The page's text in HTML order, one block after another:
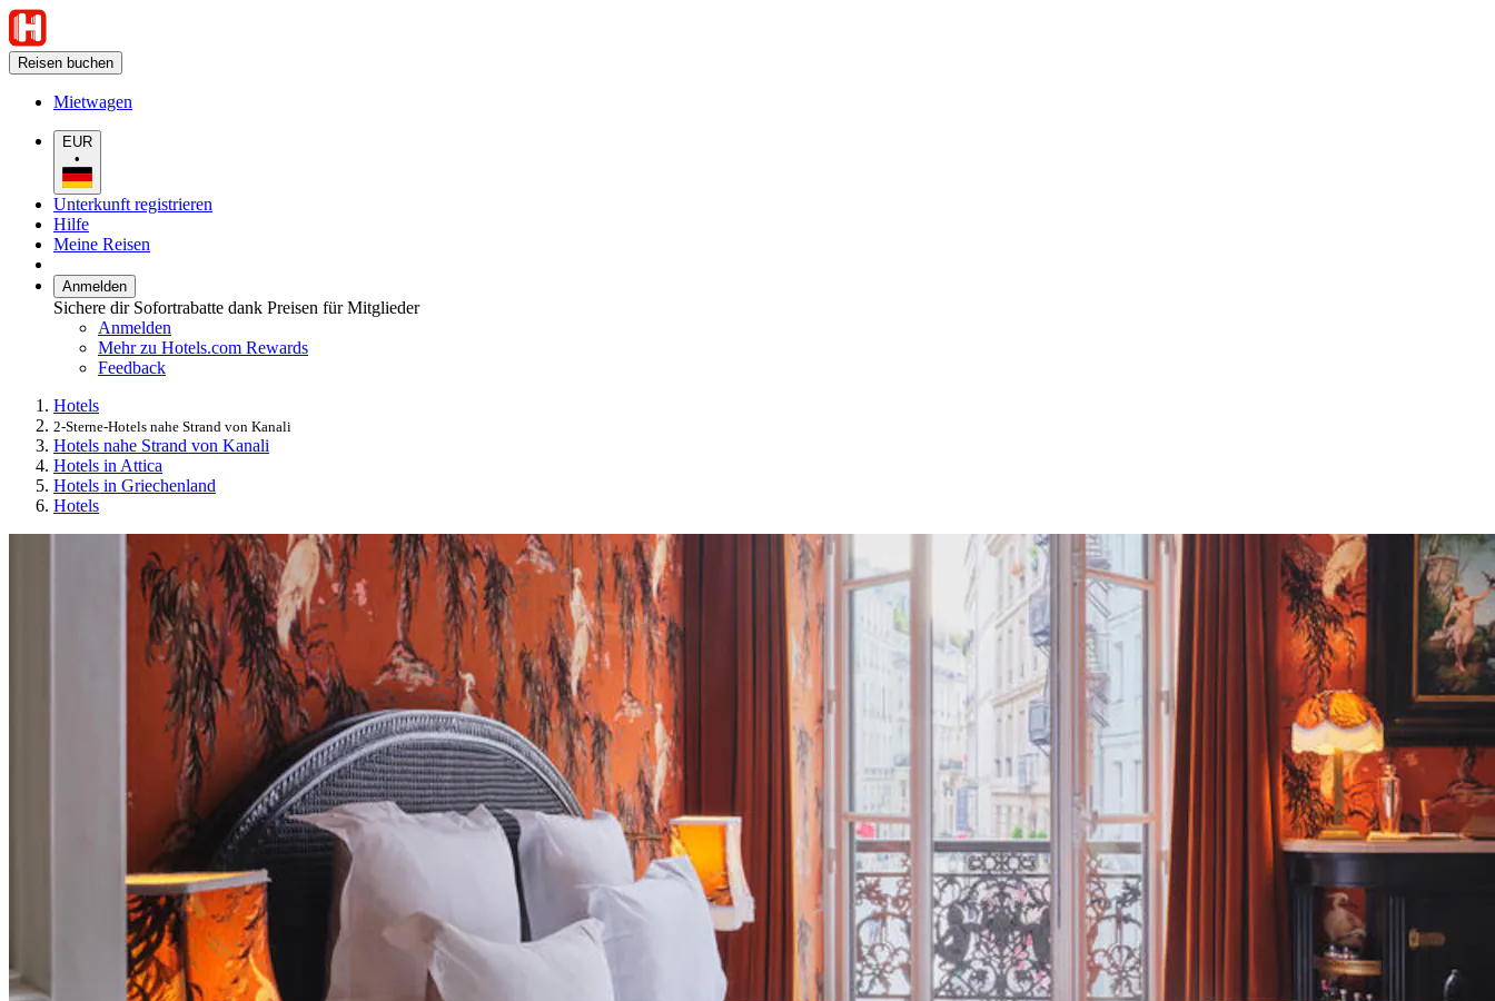
Reisen buchen
Mietwagen
EUR
•
Unterkunft registrieren
Hilfe
Meine Reisen
Anmelden
Sichere dir Sofortrabatte dank Preisen für Mitglieder
Anmelden
Mehr zu Hotels.com Rewards
Feedback
Hotels
2-Sterne-Hotels nahe Strand von Kanali
Hotels nahe Strand von Kanali
Hotels in Attica
Hotels in Griechenland
Hotels